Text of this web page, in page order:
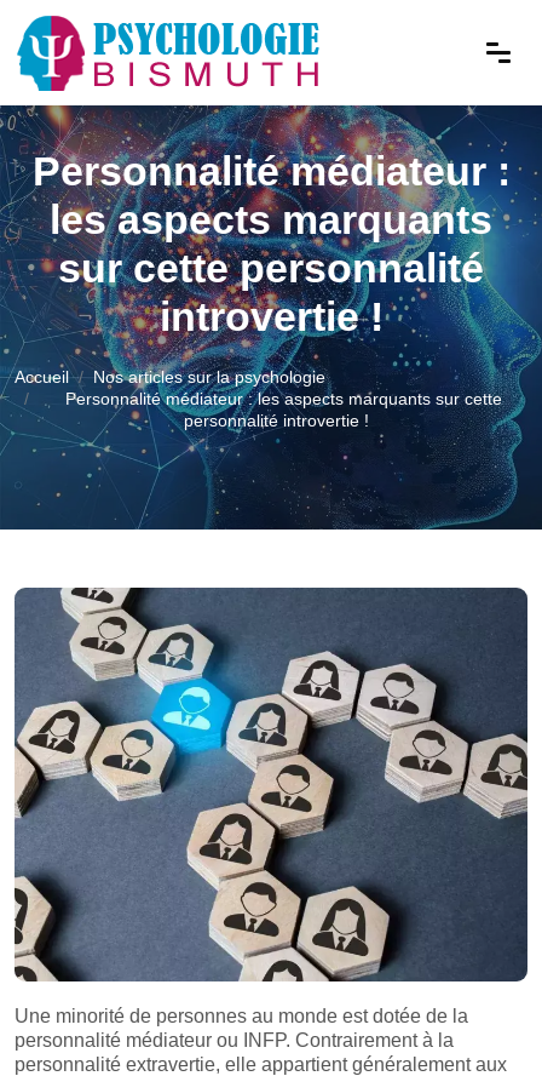
Personnalité médiateur :
les aspects marquants
sur cette personnalité
introvertie !
Accueil
Nos articles sur la psychologie
Personnalité médiateur : les aspects marquants sur cette
personnalité introvertie !
Une minorité de personnes au monde est dotée de la
personnalité médiateur ou INFP. Contrairement à la
personnalité extravertie, elle appartient généralement aux